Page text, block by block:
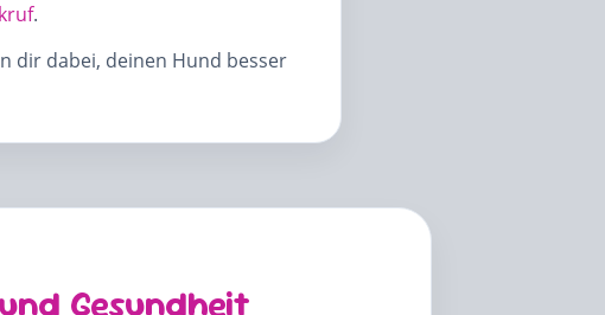
.
dir dabei, deinen Hund besser
Gesundheit